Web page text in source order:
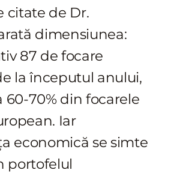
citate de Dr.
dimensiunea:
87 de focare
la începutul anului,
60-70% din focarele
Iar
economică se simte
portofelul